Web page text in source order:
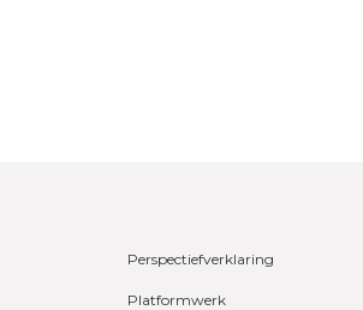
Perspectiefverklaring
Platformwerk